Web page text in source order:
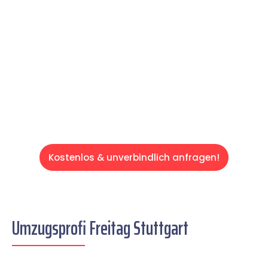
Kostenlos & unverbindlich anfragen!
Umzugsprofi Freitag Stuttgart